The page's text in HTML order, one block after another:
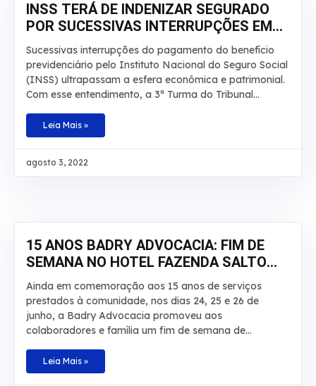
INSS TERÁ DE INDENIZAR SEGURADO
POR SUCESSIVAS INTERRUPÇÕES EM
APOSENTADORIA
Sucessivas interrupções do pagamento do benefício
previdenciário pelo Instituto Nacional do Seguro Social
(INSS) ultrapassam a esfera econômica e patrimonial.
Com esse entendimento, a 3ª Turma do Tribunal
unanimidade, a condenação da autarquia por danos
morais e aumentou a indenização a ser paga a um
um homem que teve por diversas vezes sua
Leia Mais »
agosto 3, 2022
15 ANOS BADRY ADVOCACIA: FIM DE
SEMANA NO HOTEL FAZENDA SALTO
BANDEIRANTES
Ainda em comemoração aos 15 anos de serviços
prestados à comunidade, nos dias 24, 25 e 26 de
junho, a Badry Advocacia promoveu aos
colaboradores e família um fim de semana de
Bandeirantes, em Santa Fé, Paraná. Na ocasião,
haviam atividades para todos os gostos: tirolesa,
Leia Mais »